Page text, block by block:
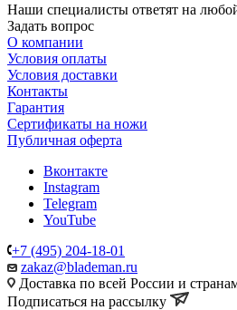
Наши специалисты ответят на
Задать вопрос
О компании
Условия оплаты
Условия доставки
Контакты
Гарантия
Сертификаты на ножи
Публичная оферта
Вконтакте
Instagram
Telegram
YouTube
+7 (495) 204-18-01
zakaz@blademan.ru
Доставка по всей России и
Подписаться на рассылку